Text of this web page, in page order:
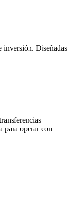
inversión. Diseñadas
para operar con